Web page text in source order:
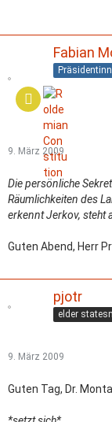
Fabian
9. März 2009
Die persönliche
Räumlichkeiten des
erkennt Jerkov, steht
Guten Abend, Herr
pjotr
elder
9. März 2009
Guten Tag, Dr.